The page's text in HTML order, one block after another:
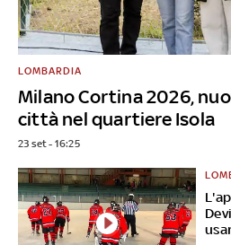
Milano Cortina 2026,
città nel quartiere Isola
LOMBARDIA
23 set - 16:25